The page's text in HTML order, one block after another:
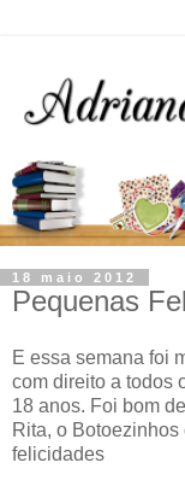
18 maio 2012
Pequenas
E essa semana foi
com direito a todos
18 anos. Foi bom
Rita, o
felicidades